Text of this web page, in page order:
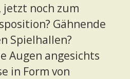
noch zum
Gähnende
Spielhallen?
Augen angesichts
in Form von